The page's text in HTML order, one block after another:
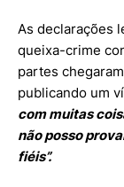
As declarações
queixa-crime
partes
publicando um
com muitas
não posso
fiéis”.